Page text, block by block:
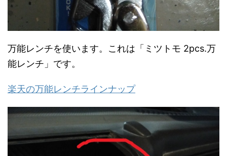
万能レンチを使います。これは「ミツトモ 2pcs.万
能レンチ」です。
楽天の万能レンチラインナップ